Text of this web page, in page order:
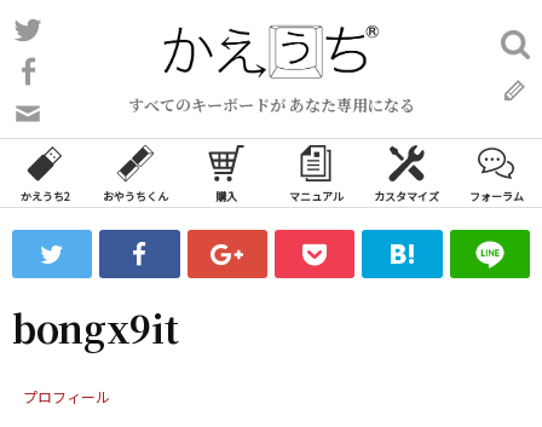
コ
ン
ン
ツ
ス
ッ
プ
すべてのキーボードが あなた専用になる
い
合
わ
フ
ォ
ム
検
索:
かえうち2 おやうちくん 購入 マニュアル カスタマイズ フォーラム
bongx9it
プロフィール